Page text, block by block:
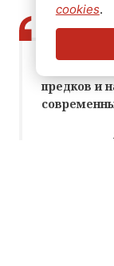
предков и
cookies.